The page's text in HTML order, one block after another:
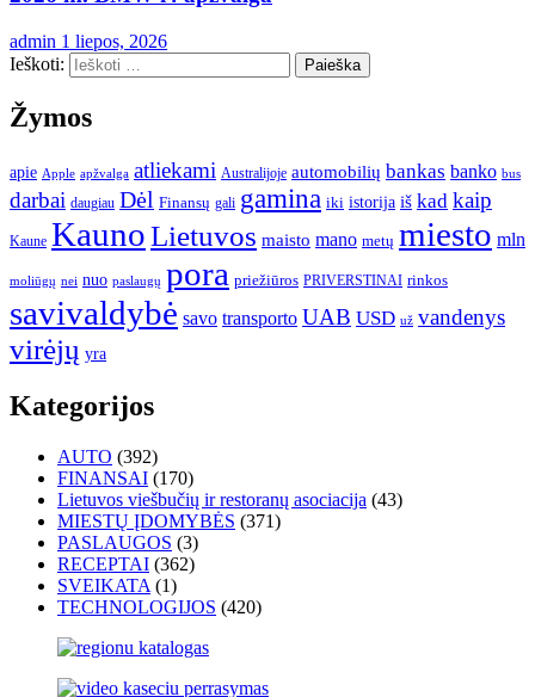
admin 1 liepos, 2026
Ieškoti:
Žymos
apie Apple apžvalga atliekami Australijoje automobilių bankas banko bus
darbai daugiau Dėl Finansų gali gamina iki istorija iš kad kaip
Kaune KaunoLietuvos maisto mano metų miesto mln
moliūgų nei nuo paslaugų pora priežiūros PRIVERSTINAI rinkos
savivaldybė savo transporto UAB USD už vandenys
virėjų yra
Kategorijos
AUTO (392)
FINANSAI (170)
Lietuvos viešbučių ir restoranų asociacija (43)
MIESTŲ ĮDOMYBĖS (371)
PASLAUGOS (3)
RECEPTAI (362)
SVEIKATA (1)
TECHNOLOGIJOS (420)